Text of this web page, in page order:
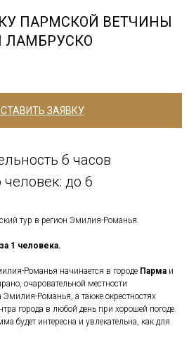
ПАРМСКОЙ ВЕТЧИНЫ
ЛАМБРУСКО
ЗАЯВКУ
6 часов
до 6
тур в регион Эмилия-Романья.
1 человека.
Романья начинается в городе Парма и
очаровательной местности
Эмилия-Романья, а также окрестностях
города в любой день при хорошей погоде.
будет интересна и увлекательна, как для